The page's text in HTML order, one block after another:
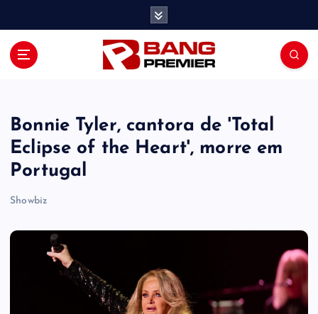
Bonnie Tyler, cantora de 'Total
Eclipse of the Heart', morre em
Portugal
Showbiz